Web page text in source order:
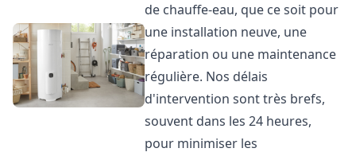
de chauffe-eau, que ce soit pour
une installation neuve, une
réparation ou une maintenance
régulière. Nos délais
d'intervention sont très brefs,
souvent dans les 24 heures,
pour minimiser les